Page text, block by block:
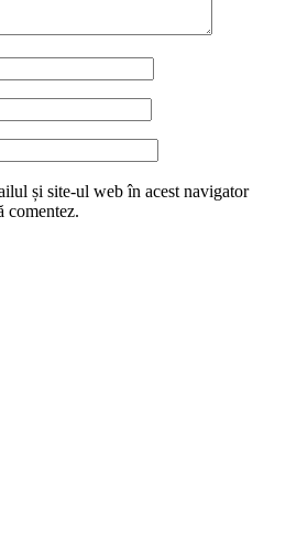
și site-ul web în acest navigator
comentez.